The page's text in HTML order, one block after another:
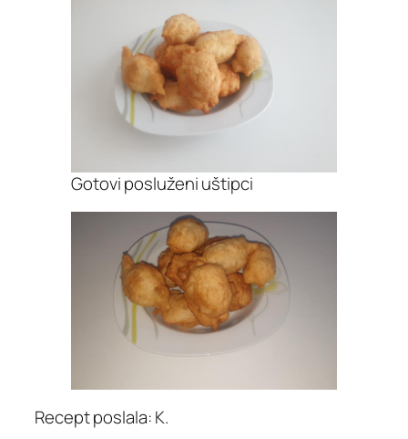
Gotovi posluženi uštipci
Recept poslala: K.